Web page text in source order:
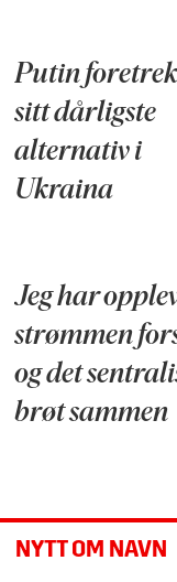
Putin
sitt dårligste
alternativ i
Ukraina
Jeg har
strømmen
og det
brøt sammen
NYTT OM NAVN